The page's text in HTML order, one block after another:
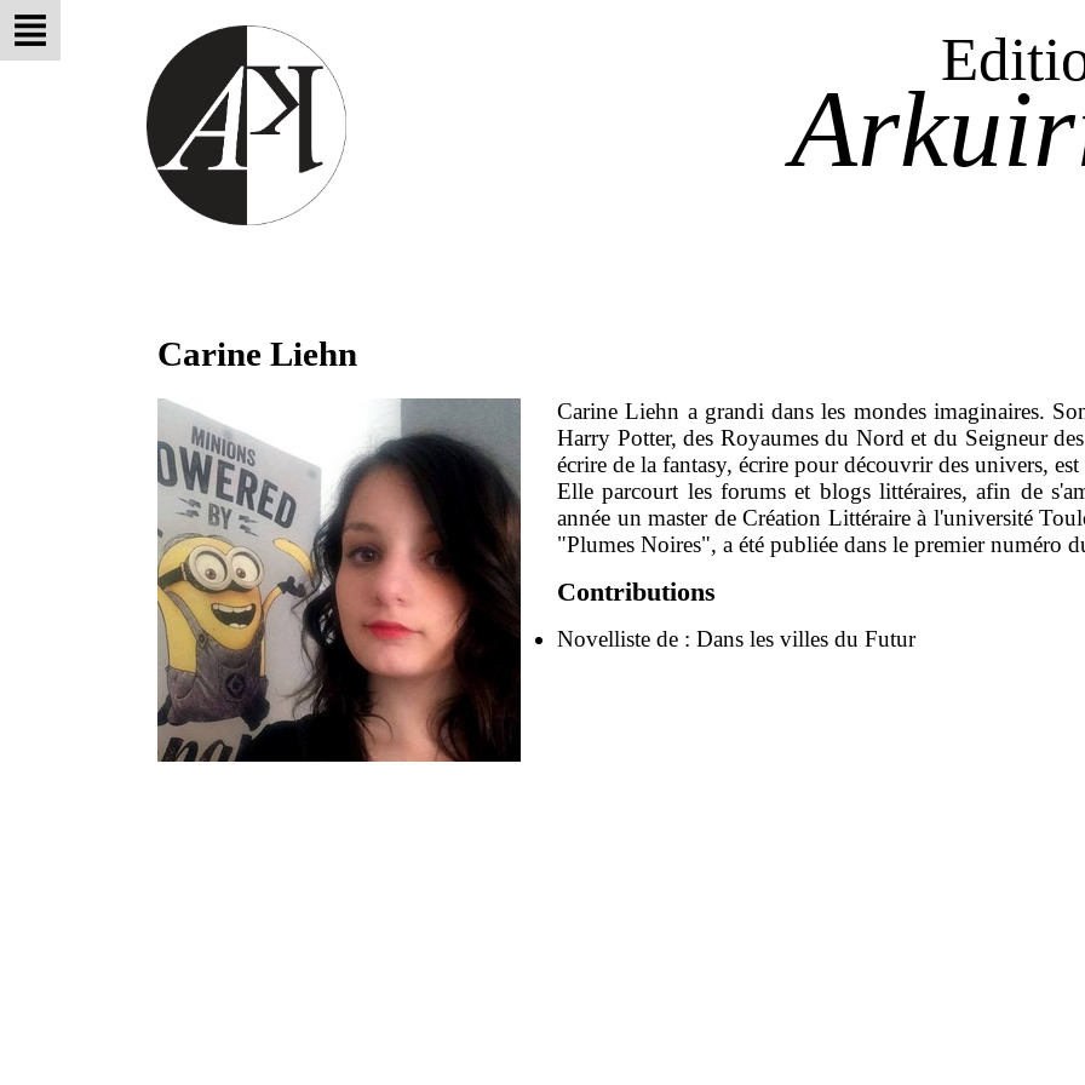
Carine Liehn
Carine Liehn a grandi dans les mondes imaginaires.
Harry Potter, des Royaumes du Nord et du Seigneur
écrire de la fantasy, écrire pour découvrir des univers,
Elle parcourt les forums et blogs littéraires, afin de
année un master de Création Littéraire à l'université
"Plumes Noires", a été publiée dans le premier numéro
Contributions
Novelliste de : Dans les villes du Futur